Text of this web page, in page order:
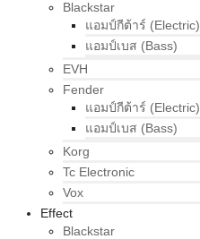
Blackstar
แอมป์กีต้าร์ (Electric)
แอมป์เบส (Bass)
EVH
Fender
แอมป์กีต้าร์ (Electric)
แอมป์เบส (Bass)
Korg
Tc Electronic
Vox
Effect
Blackstar